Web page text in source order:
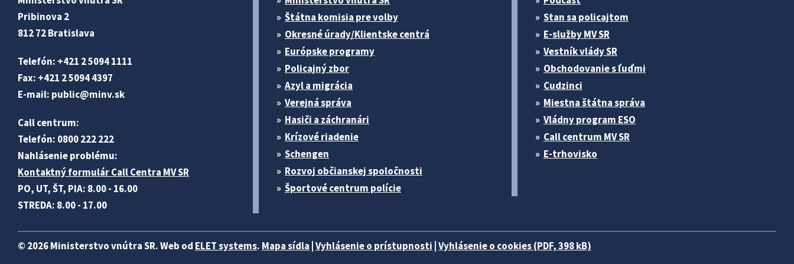
Pribinova 2
812 72 Bratislava
Telefón: +421 2 5094 1111
Fax: +421 2 5094 4397
E-mail: public@minv.sk
Call centrum:
Telefón: 0800 222 222
Nahlásenie problému:
Kontaktný formulár Call Centra MV SR
PO, UT, ŠT, PIA: 8.00 - 16.00
STREDA: 8.00 - 17.00
Štátna komisia pre volby
Okresné úrady/Klientske centrá
Európske programy
Policajný zbor
Azyl a migrácia
Verejná správa
Hasiči a záchranári
Krízové riadenie
Schengen
Rozvoj občianskej spoločnosti
Športové centrum polície
Stan sa policajtom
E-služby MV SR
Vestník vlády SR
Obchodovanie s ľuďmi
Cudzinci
Miestna štátna správa
Vládny program ESO
Call centrum MV SR
E-trhovisko
© 2026 Ministerstvo vnútra SR. Web od ELET systems. Mapa sídla Vyhlásenie o prístupnosti Vyhlásenie o cookies (PDF, 398 kB)